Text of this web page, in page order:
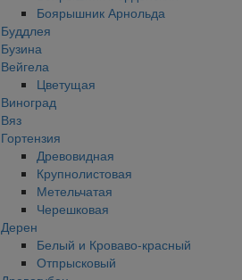
Боярышник Арнольда
Буддлея
Бузина
Вейгела
Цветущая
Виноград
Вяз
Гортензия
Древовидная
Крупнолистовая
Метельчатая
Черешковая
Дерен
Белый и Кроваво-красный
Отпрысковый